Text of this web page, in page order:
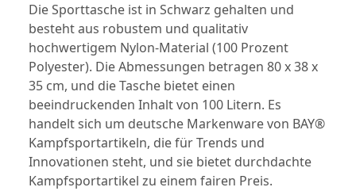
Die Sporttasche ist in Schwarz gehalten und
besteht aus robustem und qualitativ
hochwertigem Nylon-Material (100 Prozent
Polyester). Die Abmessungen betragen 80 x 38 x
35 cm, und die Tasche bietet einen
beeindruckenden Inhalt von 100 Litern. Es
handelt sich um deutsche Markenware von BAY®
Kampfsportartikeln, die für Trends und
Innovationen steht, und sie bietet durchdachte
Kampfsportartikel zu einem fairen Preis.